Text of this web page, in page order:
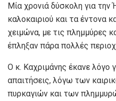
Μία χρονιά δύσκολη για την
καλοκαιριού και τα έντονα
χειμώνα, με τις πλημμύρες
έπληξαν πάρα πολλές
Ο κ. Καχριμάνης έκανε λόγο
απαιτήσεις, λόγω των
πυρκαγιών και των